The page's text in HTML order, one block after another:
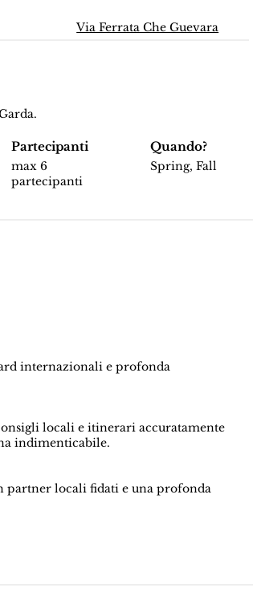
Via Ferrata Che Guevara
Partecipanti
max 6
partecipanti
Quando?
Spring, Fall
internazionali e profonda
locali e itinerari accuratamente
indimenticabile.
locali fidati e una profonda